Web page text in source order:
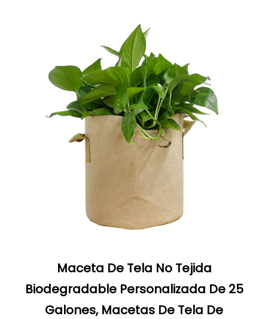
Maceta De Tela No Tejida
Biodegradable Personalizada De 25
Galones, Macetas De Tela De